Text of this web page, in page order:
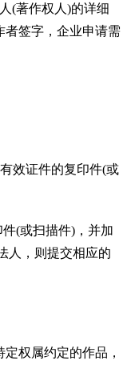
(著作权人)的详细
者签字，企业申请需
效证件的复印件(或
(或扫描件)，并加
人，则提交相应的
权属约定的作品，